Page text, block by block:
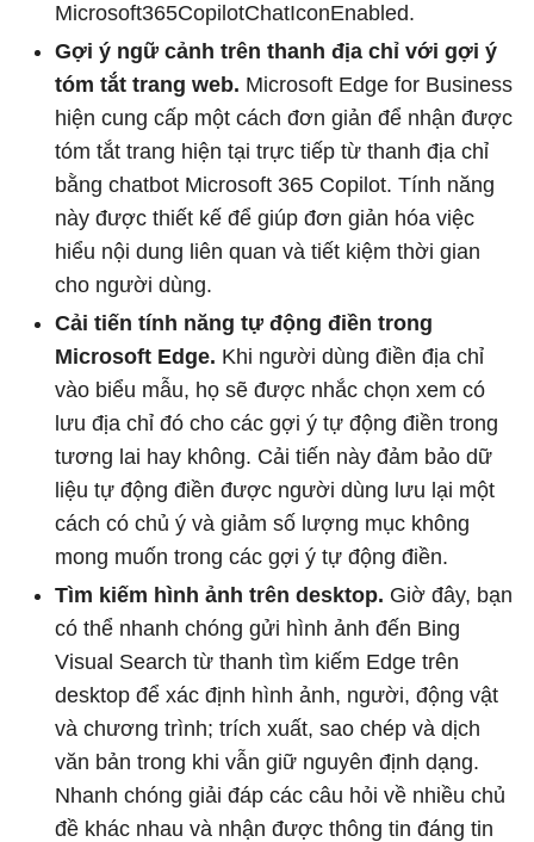
Microsoft365CopilotChatIconEnabled.
Gợi ý ngữ cảnh trên thanh địa chỉ với gợi ý
tóm tắt trang web. Microsoft Edge for Business
hiện cung cấp một cách đơn giản để nhận được
tóm tắt trang hiện tại trực tiếp từ thanh địa chỉ
bằng chatbot Microsoft 365 Copilot. Tính năng
này được thiết kế để giúp đơn giản hóa việc
hiểu nội dung liên quan và tiết kiệm thời gian
cho người dùng.
Cải tiến tính năng tự động điền trong
Microsoft Edge. Khi người dùng điền địa chỉ
vào biểu mẫu, họ sẽ được nhắc chọn xem có
lưu địa chỉ đó cho các gợi ý tự động điền trong
tương lai hay không. Cải tiến này đảm bảo dữ
liệu tự động điền được người dùng lưu lại một
cách có chủ ý và giảm số lượng mục không
mong muốn trong các gợi ý tự động điền.
Tìm kiếm hình ảnh trên desktop. Giờ đây, bạn
có thể nhanh chóng gửi hình ảnh đến Bing
Visual Search từ thanh tìm kiếm Edge trên
desktop để xác định hình ảnh, người, động vật
và chương trình; trích xuất, sao chép và dịch
văn bản trong khi vẫn giữ nguyên định dạng.
Nhanh chóng giải đáp các câu hỏi về nhiều chủ
đề khác nhau và nhận được thông tin đáng tin